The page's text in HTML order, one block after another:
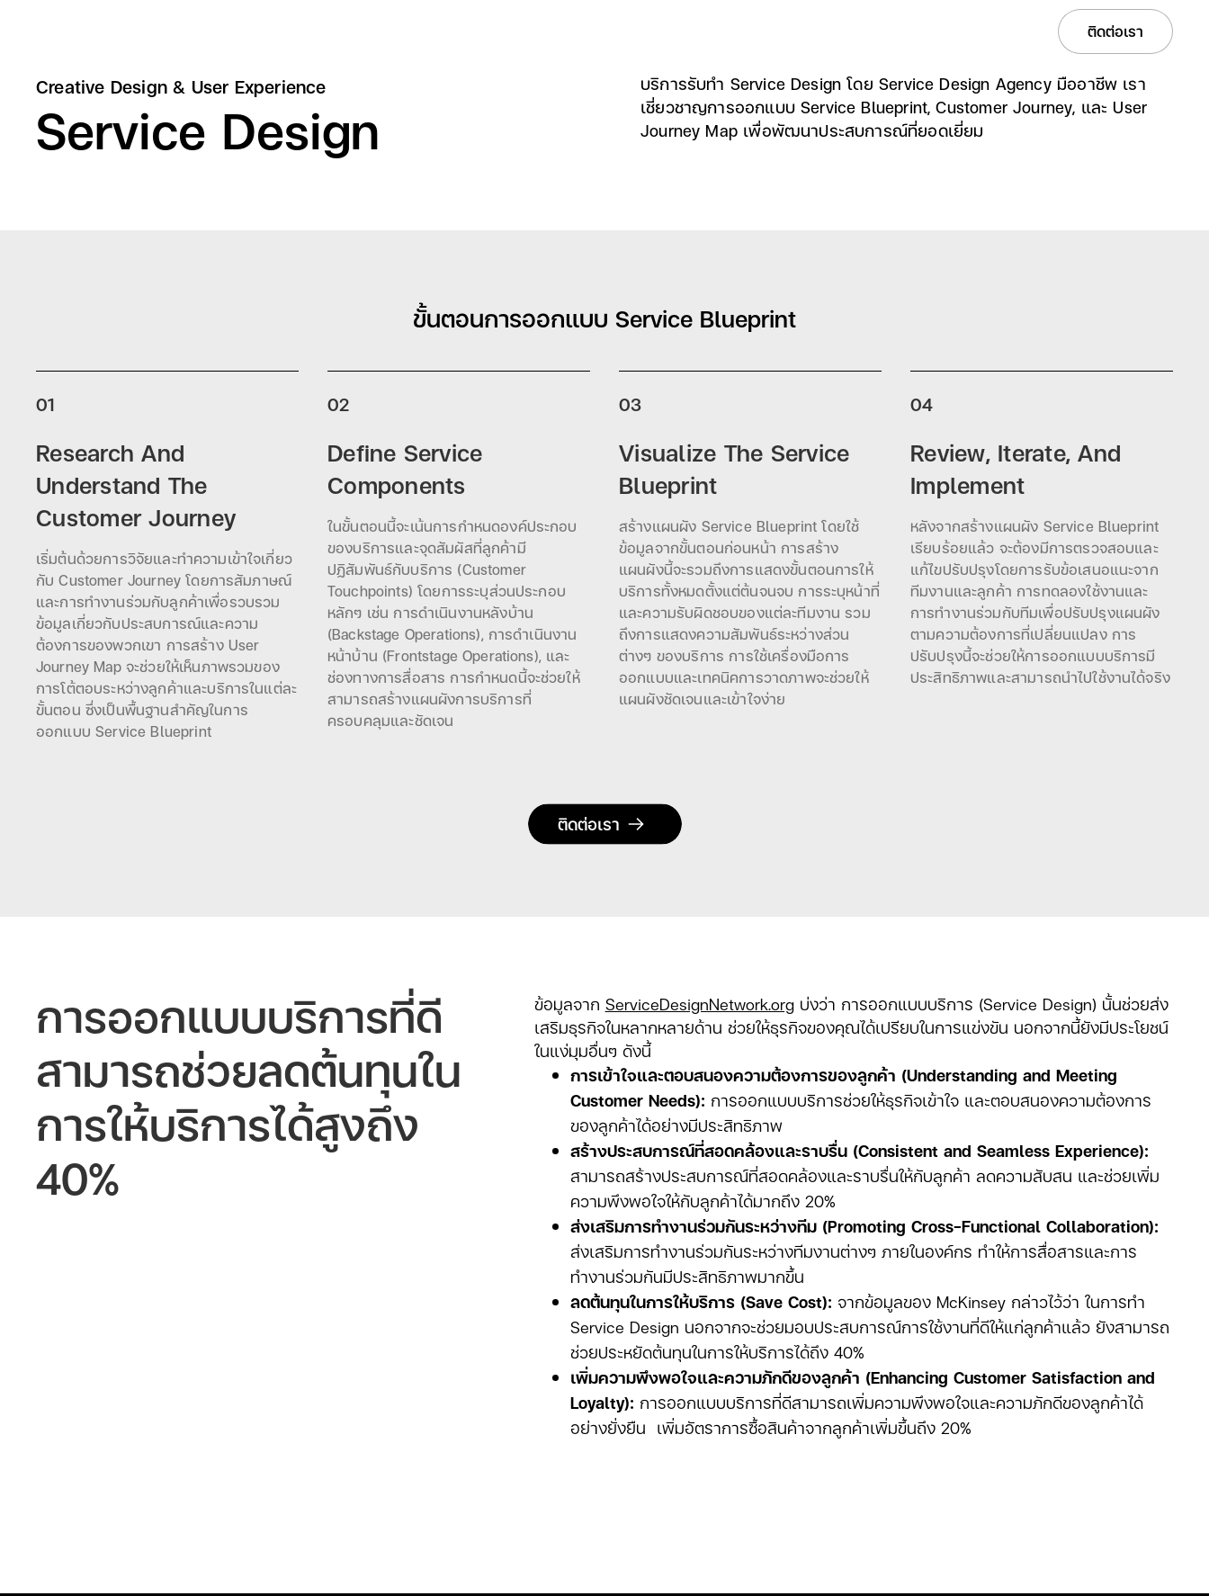
ติดต่อเรา
Creative Design & User Experience
Service Design
บริการรับทำ Service Design โดย Service Design Agency มืออาชีพ เรา
เชี่ยวชาญการออกแบบ Service Blueprint, Customer Journey, และ User
Journey Map เพื่อพัฒนาประสบการณ์ที่ยอดเยี่ยม
ขั้นตอนการออกแบบ Service Blueprint
01
Research And
Understand The
Customer Journey
เริ่มต้นด้วยการวิจัยและทำความเข้าใจเกี่ยว
กับ Customer Journey โดยการสัมภาษณ์
และการทำงานร่วมกับลูกค้าเพื่อรวบรวม
ข้อมูลเกี่ยวกับประสบการณ์และความ
ต้องการของพวกเขา การสร้าง User
Journey Map จะช่วยให้เห็นภาพรวมของ
การโต้ตอบระหว่างลูกค้าและบริการในแต่ละ
ขั้นตอน ซึ่งเป็นพื้นฐานสำคัญในการ
ออกแบบ Service Blueprint
02
Define Service
Components
ในขั้นตอนนี้จะเน้นการกำหนดองค์ประกอบ
ของบริการและจุดสัมผัสที่ลูกค้ามี
ปฏิสัมพันธ์กับบริการ (Customer
Touchpoints) โดยการระบุส่วนประกอบ
หลักๆ เช่น การดำเนินงานหลังบ้าน
(Backstage Operations), การดำเนินงาน
หน้าบ้าน (Frontstage Operations), และ
ช่องทางการสื่อสาร การกำหนดนี้จะช่วยให้
สามารถสร้างแผนผังการบริการที่
ครอบคลุมและชัดเจน
03
Visualize The Service
Blueprint
สร้างแผนผัง Service Blueprint โดยใช้
ข้อมูลจากขั้นตอนก่อนหน้า การสร้าง
แผนผังนี้จะรวมถึงการแสดงขั้นตอนการให้
บริการทั้งหมดตั้งแต่ต้นจนจบ การระบุหน้าที่
และความรับผิดชอบของแต่ละทีมงาน รวม
ถึงการแสดงความสัมพันธ์ระหว่างส่วน
ต่างๆ ของบริการ การใช้เครื่องมือการ
ออกแบบและเทคนิคการวาดภาพจะช่วยให้
แผนผังชัดเจนและเข้าใจง่าย
04
Review, Iterate, And
Implement
หลังจากสร้างแผนผัง Service Blueprint
เรียบร้อยแล้ว จะต้องมีการตรวจสอบและ
แก้ไขปรับปรุงโดยการรับข้อเสนอแนะจาก
ทีมงานและลูกค้า การทดลองใช้งานและ
การทำงานร่วมกับทีมเพื่อปรับปรุงแผนผัง
ตามความต้องการที่เปลี่ยนแปลง การ
ปรับปรุงนี้จะช่วยให้การออกแบบบริการมี
ประสิทธิภาพและสามารถนำไปใช้งานได้จริง
ติดต่อเรา
การออกแบบบริการที่ดี
สามารถช่วยลดต้นทุนใน
การให้บริการได้สูงถึง
40%
ข้อมูลจาก ServiceDesignNetwork.orgบ่งว่า การออกแบบบริการ (Service Design) นั้นช่วยส่ง
เสริมธุรกิจในหลากหลายด้าน ช่วยให้ธุรกิจของคุณได้เปรียบในการแข่งขัน นอกจากนี้ยังมีประโยชน์
ในแง่มุมอื่นๆ ดังนี้
การเข้าใจและตอบสนองความต้องการของลูกค้า (Understanding and Meeting
Customer Needs): การออกแบบบริการช่วยให้ธุรกิจเข้าใจ และตอบสนองความต้องการ
ของลูกค้าได้อย่างมีประสิทธิภาพ
สร้างประสบการณ์ที่สอดคล้องและราบรื่น (Consistent and Seamless Experience):
สามารถสร้างประสบการณ์ที่สอดคล้องและราบรื่นให้กับลูกค้า ลดความสับสน และช่วยเพิ่ม
ความพึงพอใจให้กับลูกค้าได้มากถึง 20%
ส่งเสริมการทำงานร่วมกันระหว่างทีม (Promoting Cross-Functional Collaboration):
ส่งเสริมการทำงานร่วมกันระหว่างทีมงานต่างๆ ภายในองค์กร ทำให้การสื่อสารและการ
ทำงานร่วมกันมีประสิทธิภาพมากขึ้น
ลดต้นทุนในการให้บริการ (Save Cost): จากข้อมูลของ McKinsey กล่าวไว้ว่า ในการทำ
Service Design นอกจากจะช่วยมอบประสบการณ์การใช้งานที่ดีให้แก่ลูกค้าแล้ว ยังสามารถ
ช่วยประหยัดต้นทุนในการให้บริการได้ถึง 40%
เพิ่มความพึงพอใจและความภักดีของลูกค้า (Enhancing Customer Satisfaction and
Loyalty): การออกแบบบริการที่ดีสามารถเพิ่มความพึงพอใจและความภักดีของลูกค้าได้
อย่างยั่งยืน เพิ่มอัตราการซื้อสินค้าจากลูกค้าเพิ่มขึ้นถึง 20%